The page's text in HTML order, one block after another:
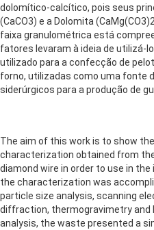
dolomítico-calcítico, pois seus
(CaCO3) e a Dolomita
faixa granulométrica está
fatores levaram à ideia de utilizá-
utilizado para a confecção de
forno, utilizadas como uma fonte
siderúrgicos para a produção de
The aim of this work is to show
characterization obtained from
diamond wire in order to use in
the characterization was
particle size analysis, scanning
diffraction, thermogravimetry and
analysis, the waste presented a